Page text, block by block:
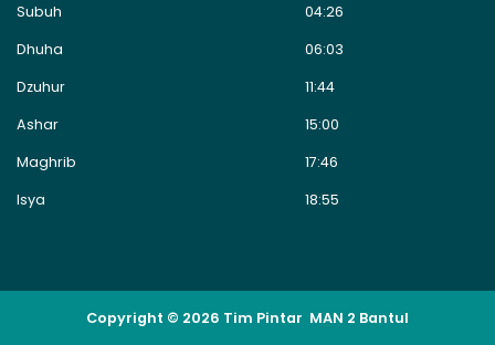
Subuh
04:26
Dhuha
06:03
Dzuhur
11:44
Ashar
15:00
Maghrib
17:46
Isya
18:55
Copyright © 2026 Tim Pintar MAN 2 Bantul